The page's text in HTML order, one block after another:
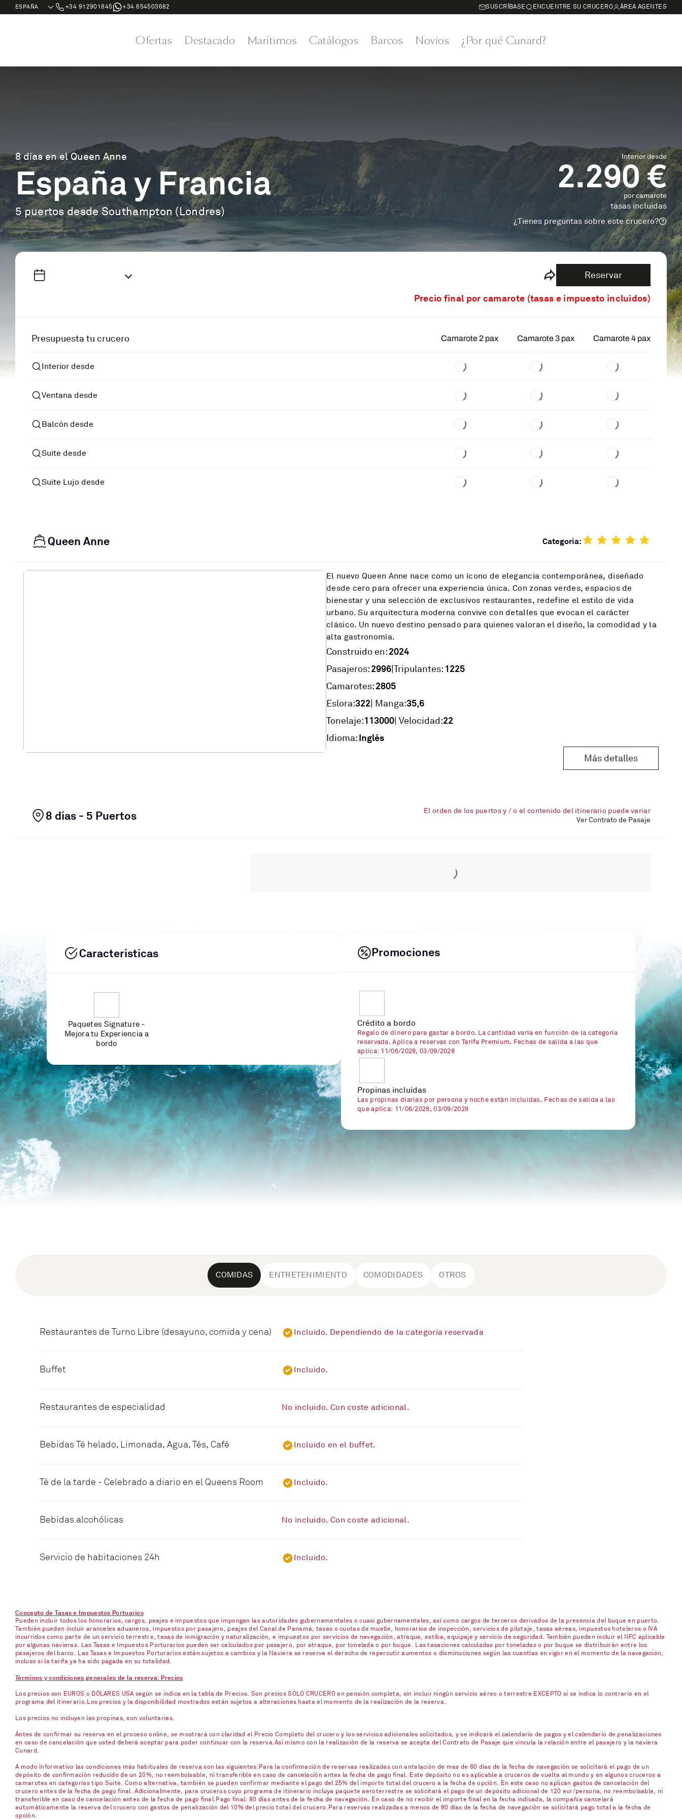
+34 912901845 +34 654503682 SUSCRÍBASE ENCUENTRE SU CRUCERO ÁREA AGENTES
Ofertas Destacado Marítimos Catálogos Barcos Novios ¿Por qué Cunard?
8 días en el Queen Anne
España y Francia
5 puertos desde Southampton (Londres)
Interior desde
2.290 €
por camarote
tasas incluidas
¿Tienes preguntas sobre este crucero?
Reservar
Precio final por camarote (tasas e impuesto incluidos)
Presupuesta tu crucero Camarote 2 pax Camarote 3 pax Camarote 4 pax
Interior desde
Ventana desde
Balcón desde
Suite desde
Suite Lujo desde
Queen Anne Categoría:
El nuevo Queen Anne nace como un ícono de elegancia contemporánea, diseñado
desde cero para ofrecer una experiencia única. Con zonas verdes, espacios de
bienestar y una selección de exclusivos restaurantes, redefine el estilo de vida
urbano. Su arquitectura moderna convive con detalles que evocan el carácter
clásico. Un nuevo destino pensado para quienes valoran el diseño, la comodidad y la
alta gastronomía.
Construido en:2024
Pasajeros:2996|Tripulantes: 1225
Camarotes:2805
Eslora:322| Manga:35,6
Tonelaje:113000| Velocidad:22
Idioma:Inglés
Más detalles
8 días - 5 Puertos
El orden de los puertos y / o el contenido del itinerario puede variar
Ver Contrato de Pasaje
Características
Paquetes Signature -
Mejora tu Experiencia a
bordo
Promociones
Crédito a bordo
Regalo de dinero para gastar a bordo. La cantidad varía en función de la categoría
reservada. Aplica a reservas con Tarifa Premium. Fechas de salida a las que
aplica: 11/06/2028, 03/09/2028
Propinas incluidas
Las propinas diarias por persona y noche están incluidas. Fechas de salida a las
que aplica: 11/06/2028, 03/09/2028
COMIDAS ENTRETENIMIENTO COMODIDADES OTROS
Restaurantes de Turno Libre (desayuno, comida y cena) Incluido. Dependiendo de la categoría reservada
Buffet Incluido.
Restaurantes de especialidad No incluido. Con coste adicional.
Bebidas Té helado, Limonada, Agua, Tés, Café Incluido en el buffet.
Té de la tarde - Celebrado a diario en el Queens Room Incluido.
Bebidas alcohólicas No incluido. Con coste adicional.
Servicio de habitaciones 24h Incluido.
Concepto de Tasas e Impuestos Portuarios
Pueden incluir todos los honorarios, cargos, peajes e impuestos que impongan las autoridades gubernamentales o cuasi gubernamentales, así como cargos de terceros derivados de la presencia del buque en puerto.
También pueden incluir aranceles aduaneros, impuestos por pasajero, peajes del Canal de Panamá, tasas o cuotas de muelle, honorarios de inspección, servicios de pilotaje, tasas aéreas, impuestos hoteleros o IVA
incurridos como parte de un servicio terrestre, tasas de inmigración y naturalización, e impuestos por servicios de navegación, atraque, estiba, equipaje y servicio de seguridad. También pueden incluir el NFC aplicable
por algunas navieras. Las Tasas e Impuestos Porturarios pueden ser calculados por pasajero, por atraque, por tonelada o por buque. Las tasaciones calculadas por toneladas o por buque se distribuirán entre los
pasajeros del barco. Las Tasas e Impuestos Porturarios están sujetos a cambios y la Naviera se reserva el derecho de repercutir aumentos o disminuciones según las cuantías en vigor en el momento de la navegación,
incluso si la tarifa ya ha sido pagada en su totalidad.
Términos y condiciones generales de la reserva: Precios
Los precios son EUROS o DÓLARES USA según se indica en la tabla de Precios. Son precios SOLO CRUCERO en pensión completa, sin incluir ningún servicio aéreo o terrestre EXCEPTO si se indica lo contrario en el
programa del itinerario.Los precios y la disponibilidad mostrados están sujetos a alteraciones hasta el momento de la realización de la reserva.
Los precios no incluyen las propinas, son voluntarias.
Antes de confirmar su reserva en el proceso online, se mostrará con claridad el Precio Completo del crucero y los servicios adicionales solicitados, y se indicará el calendario de pagos y el calendario de penalizaciones
en caso de cancelación que usted deberá aceptar para poder continuar con la reserva.Así mismo con la realización de la reserva se acepta del Contrato de Pasaje que vincula la relación entre el pasajero y la naviera
Cunard.
A modo informativo las condiciones más habituales de reserva son las siguientes:Para la confirmación de reservas realizadas con antelación de mas de 80 días de la fecha de navegación se solicitará el pago de un
depósito de confirmación reducido de un 20%, no reembolsable, ni transferible en caso de cancelación antes la fecha de pago final. Este depósito no es aplicable a cruceros de vuelta al mundo y en algunos cruceros a
camarotes en categorías tipo Suite. Como alternativa, también se pueden confirmar mediante el pago del 25% del importe total del crucero a la fecha de opción. En este caso no aplican gastos de cancelación del
crucero antes de la fecha de pago final. Adicionalmente, para cruceros cuyo programa de itinerario incluya paquete aeroterrestre se solicitará el pago de un depósito adicional de 120 eur/persona, no reembolsable, ni
transferible en caso de cancelación antes de la fecha de pago final.Pago final: 80 días antes de la fecha de navegación. En caso de no recibir el importe final en la fecha indicada, la compañía cancelará
automáticamente la reserva del crucero con gastos de penalización del 10% del precio total del crucero.Para reservas realizadas a menos de 80 días de la fecha de navegación se solicitará pago total a la fecha de
opción.